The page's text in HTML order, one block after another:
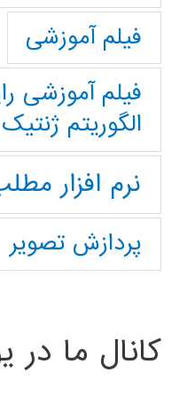
فیلم آموزشی
فیلم آموزشی
الگوریتم ژنتیک
نرم افزار
پردازش تصویر
کانال ما در